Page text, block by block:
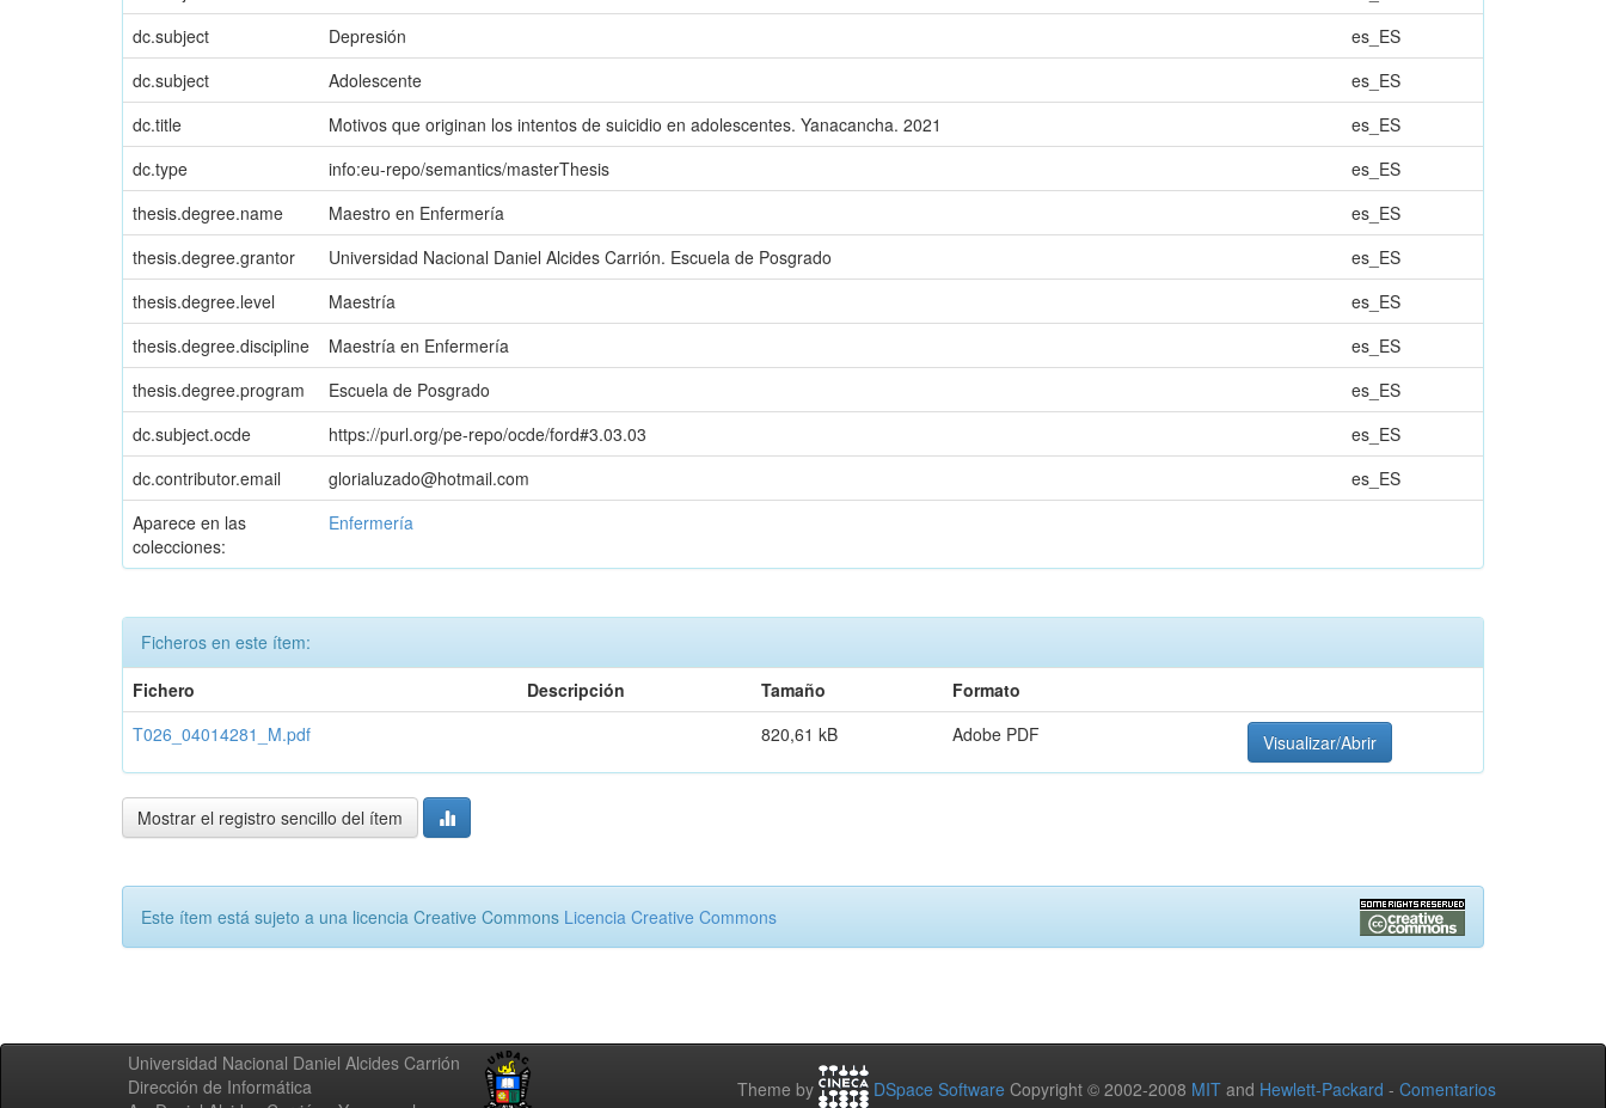
dc.subject
Depresión
es_ES
dc.subject
Adolescente
es_ES
dc.title
Motivos que originan los intentos de suicidio en adolescentes. Yanacancha. 2021
es_ES
dc.type
info:eu-repo/semantics/masterThesis
es_ES
thesis.degree.name
Maestro en Enfermería
es_ES
thesis.degree.grantor
Universidad Nacional Daniel Alcides Carrión. Escuela de Posgrado
es_ES
thesis.degree.level
Maestría
es_ES
thesis.degree.discipline
Maestría en Enfermería
es_ES
thesis.degree.program
Escuela de Posgrado
es_ES
dc.subject.ocde
https://purl.org/pe-repo/ocde/ford#3.03.03
es_ES
dc.contributor.email
glorialuzado@hotmail.com
es_ES
Aparece en las
colecciones:
Enfermería
Ficheros en este ítem:
Fichero
Descripción Tamaño
Formato
T026_04014281_M.pdf
820,61 kB Adobe PDF Visualizar/Abrir
Mostrar el registro sencillo del ítem
Este ítem está sujeto a una licencia Creative Commons Licencia Creative Commons
Universidad Nacional Daniel Alcides Carrión
Dirección de Informática
Theme by DSpace Software Copyright © 2002-2008 MIT and Hewlett-Packard - Comentarios